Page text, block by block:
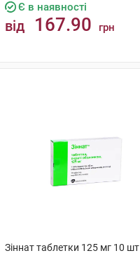
Є в наявності
від 167.90 грн
Зіннат таблетки 125 мг 10 шт